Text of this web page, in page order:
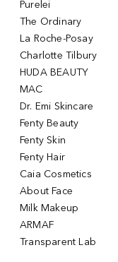
Purelei
The Ordinary
La Roche-Posay
Charlotte Tilbury
HUDA BEAUTY
MAC
Dr. Emi Skincare
Fenty Beauty
Fenty Skin
Fenty Hair
Caia Cosmetics
About Face
Milk Makeup
ARMAF
Transparent Lab